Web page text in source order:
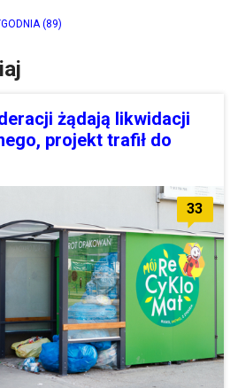
(89)
żądają likwidacji
projekt trafił do
33